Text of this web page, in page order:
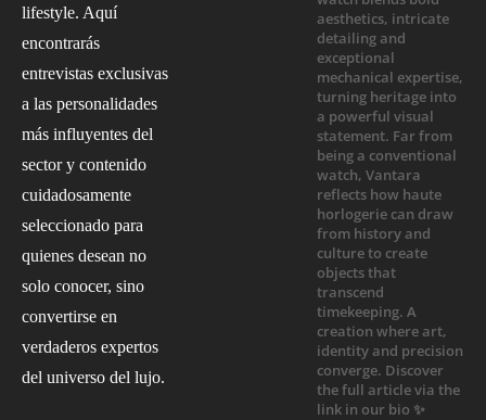
lifestyle. Aquí
encontrarás
entrevistas exclusivas
a las personalidades
más influyentes del
sector y contenido
cuidadosamente
seleccionado para
quienes desean no
solo conocer, sino
convertirse en
verdaderos expertos
del universo del lujo.